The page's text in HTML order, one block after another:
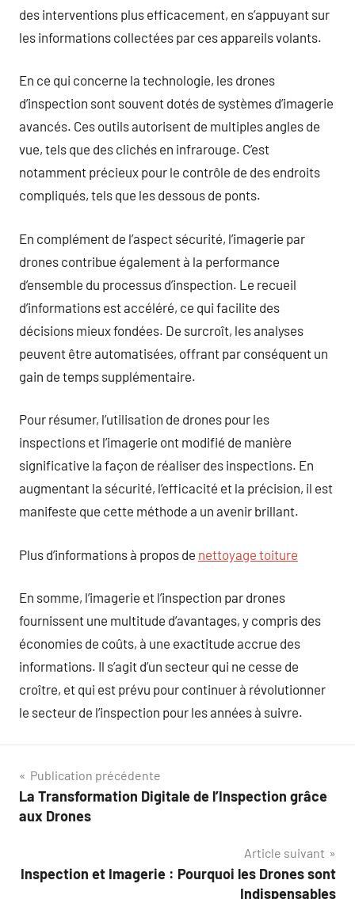
des interventions plus efficacement, en s’appuyant sur
les informations collectées par ces appareils volants.
En ce qui concerne la technologie, les drones
d’inspection sont souvent dotés de systèmes d’imagerie
avancés. Ces outils autorisent de multiples angles de
vue, tels que des clichés en infrarouge. C’est
notamment précieux pour le contrôle de des endroits
compliqués, tels que les dessous de ponts.
En complément de l’aspect sécurité, l’imagerie par
drones contribue également à la performance
d’ensemble du processus d’inspection. Le recueil
d’informations est accéléré, ce qui facilite des
décisions mieux fondées. De surcroît, les analyses
peuvent être automatisées, offrant par conséquent un
gain de temps supplémentaire.
Pour résumer, l’utilisation de drones pour les
inspections et l’imagerie ont modifié de manière
significative la façon de réaliser des inspections. En
augmentant la sécurité, l’efficacité et la précision, il est
manifeste que cette méthode a un avenir brillant.
Plus d’informations à propos de nettoyage toiture
En somme, l’imagerie et l’inspection par drones
fournissent une multitude d’avantages, y compris des
économies de coûts, à une exactitude accrue des
informations. Il s’agit d’un secteur qui ne cesse de
croître, et qui est prévu pour continuer à révolutionner
le secteur de l’inspection pour les années à suivre.
Navigation
de
Publication précédente
La Transformation Digitale de l’Inspection grâce
aux Drones
Article suivant
Inspection et Imagerie : Pourquoi les Drones sont
Indispensables